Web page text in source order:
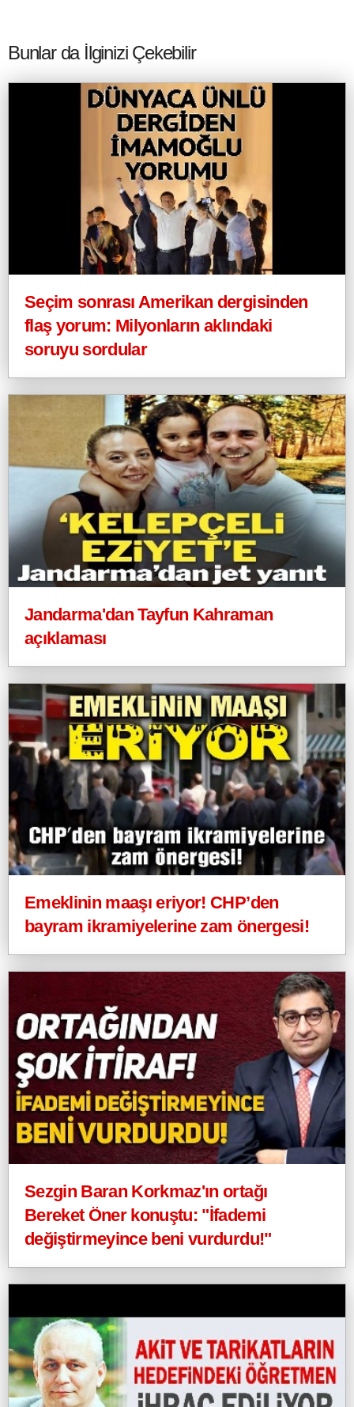
Bunlar da İlginizi Çekebilir
Seçim sonrası Amerikan dergisinden
flaş yorum: Milyonların aklındaki
soruyu sordular
Jandarma'dan Tayfun Kahraman
açıklaması
Emeklinin maaşı eriyor! CHP’den
bayram ikramiyelerine zam önergesi!
Sezgin Baran Korkmaz'ın ortağı
Bereket Öner konuştu: "İfademi
değiştirmeyince beni vurdurdu!"